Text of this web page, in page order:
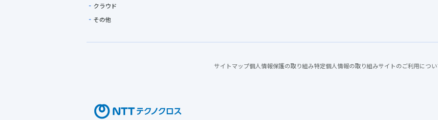
クラウド
その他
サイトマップ個人情報保護の取り組み特定個人情報の取り組みサイトのご利用につい